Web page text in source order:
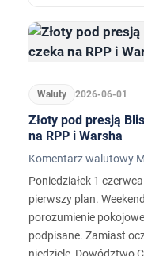
i GBP 4,9138 zł.…
Waluty 2026-06-01
Złoty pod presją
na RPP i Warsha
Komentarz walutowy
Poniedziałek 1
pierwszy plan.
porozumienie
podpisane. Zamiast